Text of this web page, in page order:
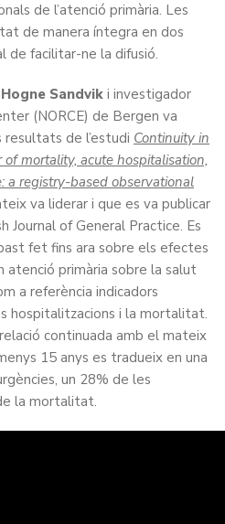
de l’atenció primària. Les
de manera íntegra en dos
de facilitar-ne la difusió.
Hogne Sandvik i investigador
(NORCE) de Bergen va
resultats de l’estudi Continuity in
mortality, acute hospitalisation,
a registry-based observational
va liderar i que es va publicar
Journal of General Practice. Es
fet fins ara sobre els efectes
primària sobre la salut
a referència indicadors
hospitalitzacions i la mortalitat.
continuada amb el mateix
15 anys es tradueix en una
un 28% de les
la mortalitat.